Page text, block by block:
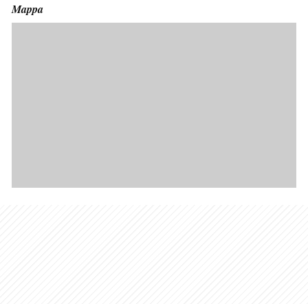
Mappa